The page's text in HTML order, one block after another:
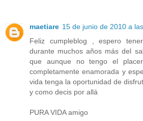
maetiare 15 de junio de 2010 a
Feliz cumpleblog , espero
durante muchos años más del
que aunque no tengo el
completamente enamorada y
vida tenga la oportunidad de
y como decis por allá
PURA VIDA amigo